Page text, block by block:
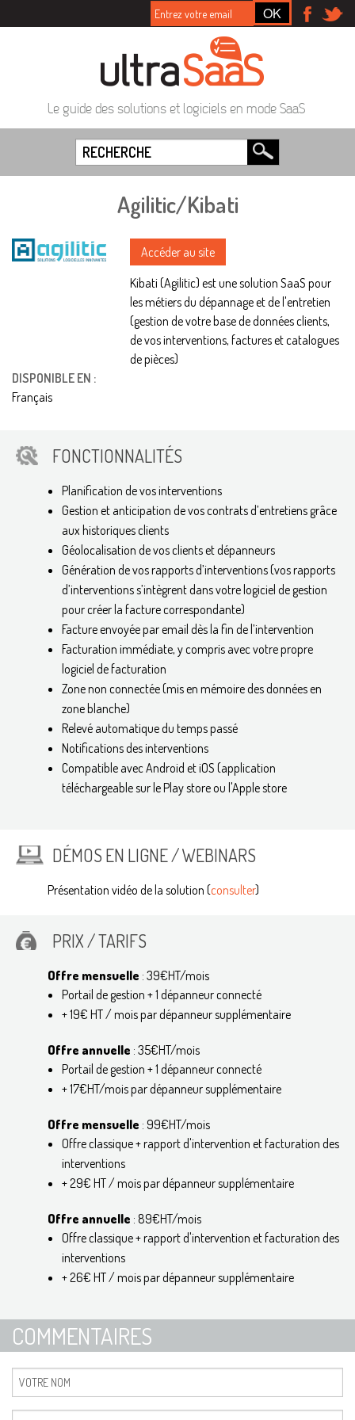
Le guide des solutions et logiciels en mode SaaS
Agilitic/Kibati
Accéder au site
Kibati (Agilitic) est une solution SaaS pour
les métiers du dépannage et de l'entretien
(gestion de votre base de données clients,
de vos interventions, factures et catalogues
de pièces)
DISPONIBLE EN :
Français
FONCTIONNALITÉS
Planification de vos interventions
Gestion et anticipation de vos contrats d’entretiens grâce
aux historiques clients
Géolocalisation de vos clients et dépanneurs
Génération de vos rapports d’interventions (vos rapports
d’interventions s’intègrent dans votre logiciel de gestion
pour créer la facture correspondante)
Facture envoyée par email dès la fin de l’intervention
Facturation immédiate, y compris avec votre propre
logiciel de facturation
Zone non connectée (mis en mémoire des données en
zone blanche)
Relevé automatique du temps passé
Notifications des interventions
Compatible avec Android et iOS (application
téléchargeable sur le Play store ou l'Apple store
DÉMOS EN LIGNE / WEBINARS
Présentation vidéo de la solution (consulter)
PRIX / TARIFS
Offre mensuelle : 39€HT/mois
Portail de gestion + 1 dépanneur connecté
+ 19€ HT / mois par dépanneur supplémentaire
Offre annuelle : 35€HT/mois
Portail de gestion + 1 dépanneur connecté
+ 17€HT/mois par dépanneur supplémentaire
Offre mensuelle : 99€HT/mois
Offre classique + rapport d'intervention et facturation des
interventions
+ 29€ HT / mois par dépanneur supplémentaire
Offre annuelle : 89€HT/mois
Offre classique + rapport d'intervention et facturation des
interventions
+ 26€ HT / mois par dépanneur supplémentaire
COMMENTAIRES